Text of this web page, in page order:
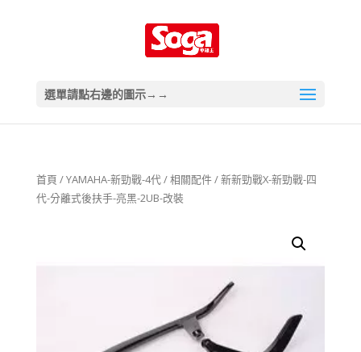
選單請點右邊的圖示→→
首頁 /YAMAHA-新勁戰-4代/相關配件/ 新新勁戰X-新勁戰-四
代-分離式後扶手-亮黑-2UB-改裝